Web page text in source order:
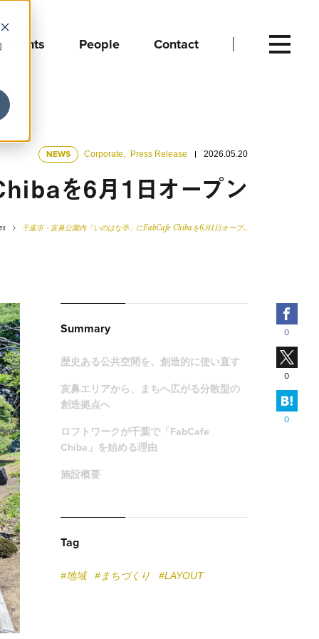
Events People Contact
NEWS Corporate, Press Release 2026.05.20
を6月1日オープン
千葉市・亥鼻公園内「いのはな亭」にFabCafe Chibaを6月1日オープ…
Summary
歴史ある公共空間を、創造的に使い直す
亥鼻エリアから、まちへ広がる分散型の
創造拠点へ
ロフトワークが千葉で「FabCafe
Chiba」を始める理由
施設概要
Tag
#地域 #まちづくり #LAYOUT
0
0
0